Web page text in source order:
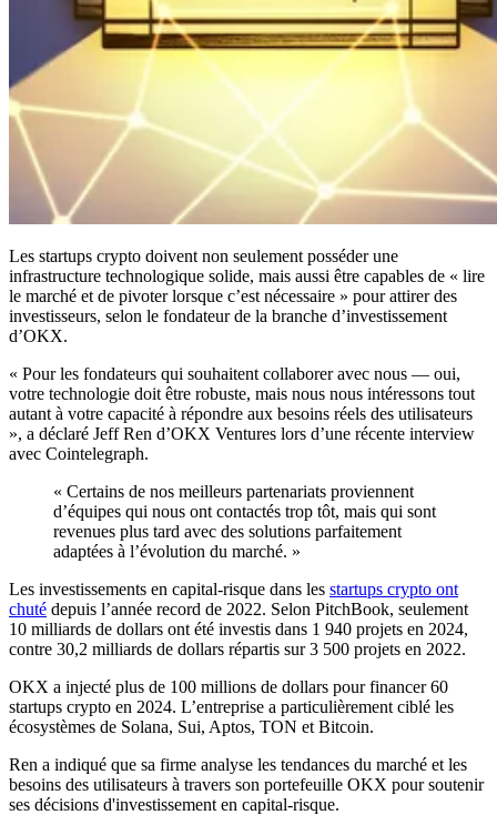
Les startups crypto doivent non seulement posséder une
infrastructure technologique solide, mais aussi être capables de « lire
le marché et de pivoter lorsque c’est nécessaire » pour attirer des
investisseurs, selon le fondateur de la branche d’investissement
d’OKX.
« Pour les fondateurs qui souhaitent collaborer avec nous — oui,
votre technologie doit être robuste, mais nous nous intéressons tout
autant à votre capacité à répondre aux besoins réels des utilisateurs
», a déclaré Jeff Ren d’OKX Ventures lors d’une récente interview
avec Cointelegraph.
« Certains de nos meilleurs partenariats proviennent
d’équipes qui nous ont contactés trop tôt, mais qui sont
revenues plus tard avec des solutions parfaitement
adaptées à l’évolution du marché. »
Les investissements en capital-risque dans les startups crypto ont
chuté depuis l’année record de 2022. Selon PitchBook, seulement
10 milliards de dollars ont été investis dans 1 940 projets en 2024,
contre 30,2 milliards de dollars répartis sur 3 500 projets en 2022.
OKX a injecté plus de 100 millions de dollars pour financer 60
startups crypto en 2024. L’entreprise a particulièrement ciblé les
écosystèmes de Solana, Sui, Aptos, TON et Bitcoin.
Ren a indiqué que sa firme analyse les tendances du marché et les
besoins des utilisateurs à travers son portefeuille OKX pour soutenir
ses décisions d'investissement en capital-risque.